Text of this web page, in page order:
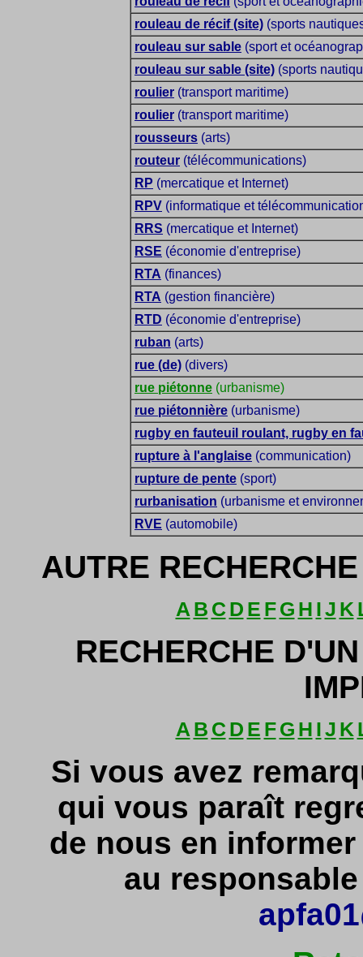
rouleau de récif (site) (sports
rouleau sur sable (sport et
rouleau sur sable (site) (sports
roulier (transport maritime)
roulier (transport maritime)
rousseurs (arts)
routeur (télécommunications)
RP (mercatique et Internet)
RPV (informatique et
RRS (mercatique et Internet)
RSE (économie d'entreprise)
RTA (finances)
RTA (gestion financière)
RTD (économie d'entreprise)
ruban (arts)
rue (de) (divers)
rue piétonne (urbanisme)
rue piétonnière (urbanisme)
rugby en fauteuil roulant, rugby en
rupture à l'anglaise (communication)
rupture de pente (sport)
rurbanisation (urbanisme et
RVE (automobile)
AUTRE
A B C D E F G H IJ K
RECHERCHE
A B C D E F G H IJ K
Si vous avez
qui vous paraît
de nous en
au